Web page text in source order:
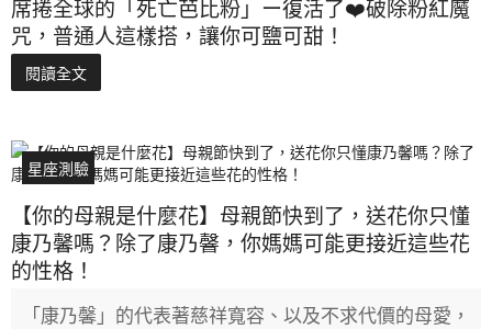
席捲全球的「死亡芭比粉」ー復活了❤️破除粉紅魔
咒，普通人這樣搭，讓你可鹽可甜！
閱讀全文
星座測驗
【你的母親是什麼花】母親節快到了，送花你只懂
康乃馨嗎？除了康乃韾，你媽媽可能更接近這些花
的性格！
「康乃馨」的代表著慈祥寬容、以及不求代價的母愛，